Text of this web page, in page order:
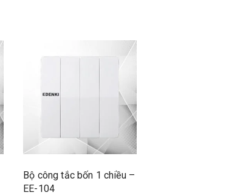
Bộ công tắc bốn 1 chiều –
EE-104